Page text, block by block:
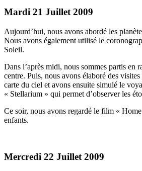
Mardi 21 Juillet 2009
Aujourd’hui, nous avons abordé les
Nous avons également utilisé le
Soleil.
Dans l’après midi, nous sommes partis en
centre. Puis, nous avons élaboré des
carte du ciel et avons ensuite simulé le
« Stellarium » qui permet d’observer les
Ce soir, nous avons regardé le film «
enfants.
Mercredi 22 Juillet 2009